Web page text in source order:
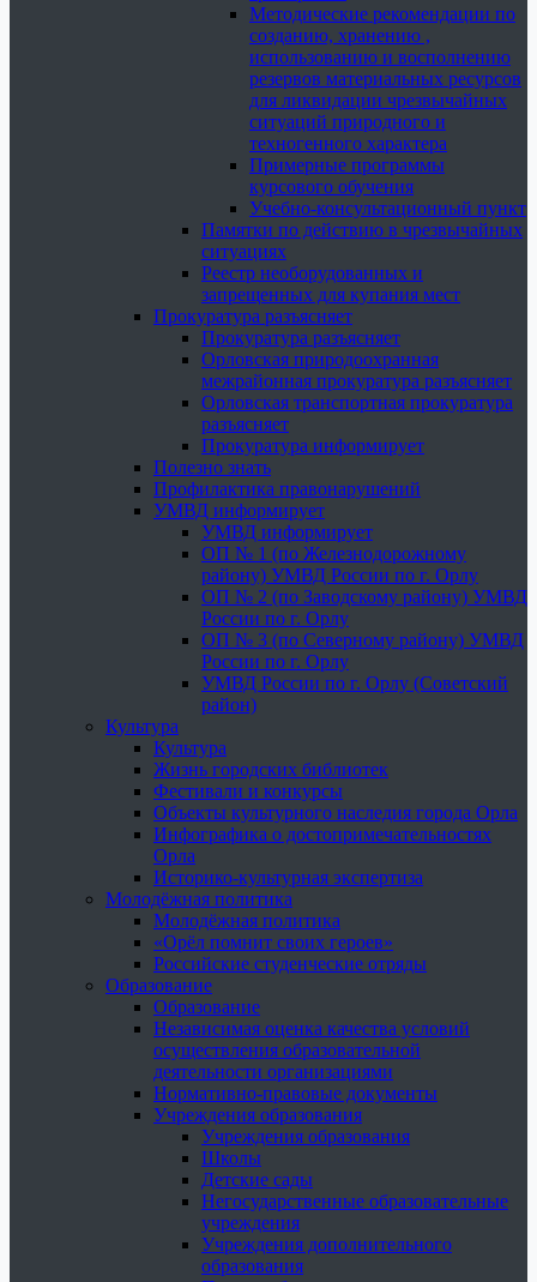
Методические рекомендации по
созданию, хранению ,
использованию и восполнению
резервов материальных ресурсов
для ликвидации чрезвычайных
ситуаций природного и
техногенного характера
Примерные программы
курсового обучения
Учебно-консультационный пункт
Памятки по действию в чрезвычайных
ситуациях
Реестр необорудованных и
запрещенных для купания мест
Прокуратура разъясняет
Прокуратура разъясняет
Орловская природоохранная
межрайонная прокуратура разъясняет
Орловская транспортная прокуратура
разъясняет
Прокуратура информирует
Полезно знать
Профилактика правонарушений
УМВД информирует
УМВД информирует
ОП № 1 (по Железнодорожному
району) УМВД России по г. Орлу
ОП № 2 (по Заводскому району) УМВД
России по г. Орлу
ОП № 3 (по Северному району) УМВД
России по г. Орлу
УМВД России по г. Орлу (Советский
район)
Культура
Культура
Жизнь городских библиотек
Фестивали и конкурсы
Объекты культурного наследия города Орла
Инфографика о достопримечательностях
Орла
Историко-культурная экспертиза
Молодёжная политика
Молодёжная политика
«Орёл помнит своих героев»
Российские студенческие отряды
Образование
Образование
Независимая оценка качества условий
осуществления образовательной
деятельности организациями
Нормативно-правовые документы
Учреждения образования
Учреждения образования
Школы
Детские сады
Негосударственные образовательные
учреждения
Учреждения дополнительного
образования